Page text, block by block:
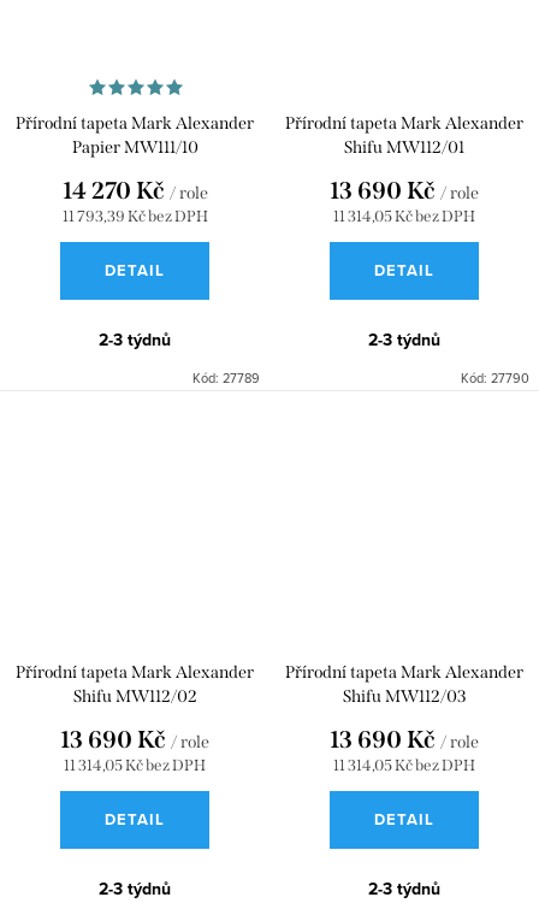
Přírodní tapeta Mark Alexander
Papier MW111/10
11 793,39 Kč bez DPH
14 270 Kč / role
DETAIL
2-3 týdnů
Kód: 27789
Přírodní tapeta Mark Alexander
Shifu MW112/01
11 314,05 Kč bez DPH
13 690 Kč / role
DETAIL
2-3 týdnů
Kód: 27790
Přírodní tapeta Mark Alexander
Shifu MW112/02
11 314,05 Kč bez DPH
13 690 Kč / role
DETAIL
2-3 týdnů
Přírodní tapeta Mark Alexander
Shifu MW112/03
11 314,05 Kč bez DPH
13 690 Kč / role
DETAIL
2-3 týdnů